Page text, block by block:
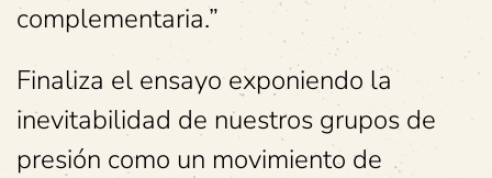
complementaria.”
Finaliza el ensayo exponiendo la
inevitabilidad de nuestros grupos de
presión como un movimiento de